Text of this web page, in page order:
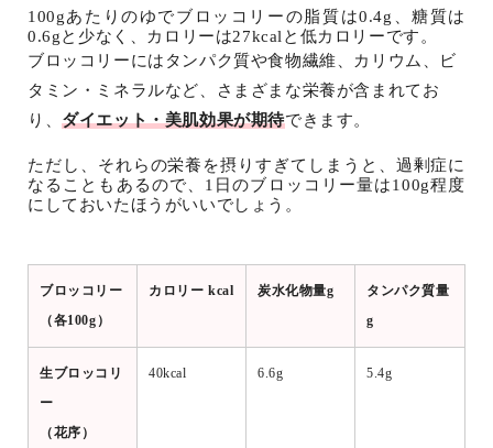
100gあたりのゆでブロッコリーの脂質は0.4g、糖質は
0.6gと少なく、カロリーは27kcalと低カロリーです。
ブロッコリーにはタンパク質や食物繊維、カリウム、ビ
タミン・ミネラルなど、さまざまな栄養が含まれてお
り、ダイエット・美肌効果が期待できます。
ただし、それらの栄養を摂りすぎてしまうと、過剰症に
なることもあるので、1日のブロッコリー量は100g程度
にしておいたほうがいいでしょう。
ブロッコリー
（各100g）
カロリー kcal 炭水化物量g
タンパク質量
g
生ブロッコリ
ー
（花序）
40kcal 6.6g 5.4g